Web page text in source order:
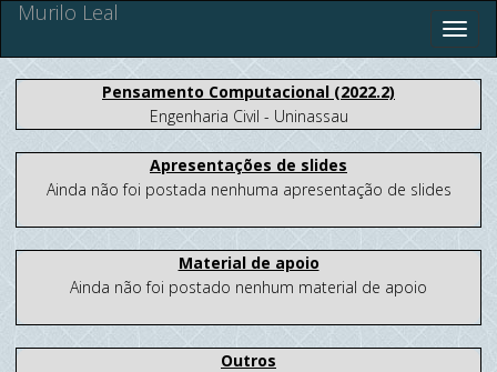
Murilo Leal
Pensamento Computacional (2022.2)
Engenharia Civil - Uninassau
Apresentações de slides
Ainda não foi postada nenhuma apresentação de slides
Material de apoio
Ainda não foi postado nenhum material de apoio
Outros